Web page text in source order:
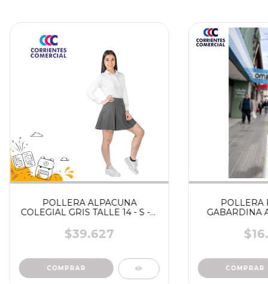
POLLERA ALPACUNA
COLEGIAL GRIS TALLE 14 - S -M
$39.627
COMPRAR
POLLERA
GABARDINA
COMPRAR